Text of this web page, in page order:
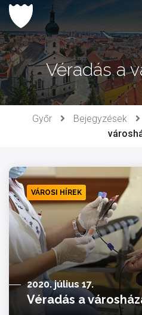
Ugrás
tartalomhoz
Véradás a
Győr Bejegyzések
VÁROSI HÍREK
2020. július 17.
Véradás a